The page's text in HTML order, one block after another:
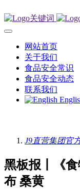
网站首页
关于我们
食品安全常识
食品安全动态
联系我们
J9直营集团官
黑板报丨《
布 桑黄